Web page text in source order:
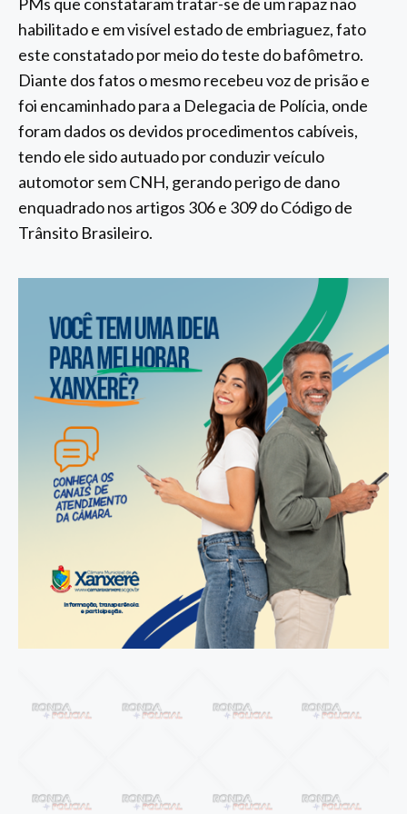
habilitado e em visível estado de embriaguez, fato
este constatado por meio do teste do bafômetro.
Diante dos fatos o mesmo recebeu voz de prisão e
foi encaminhado para a Delegacia de Polícia, onde
foram dados os devidos procedimentos cabíveis,
tendo ele sido autuado por conduzir veículo
automotor sem CNH, gerando perigo de dano
enquadrado nos artigos 306 e 309 do Código de
Trânsito Brasileiro.